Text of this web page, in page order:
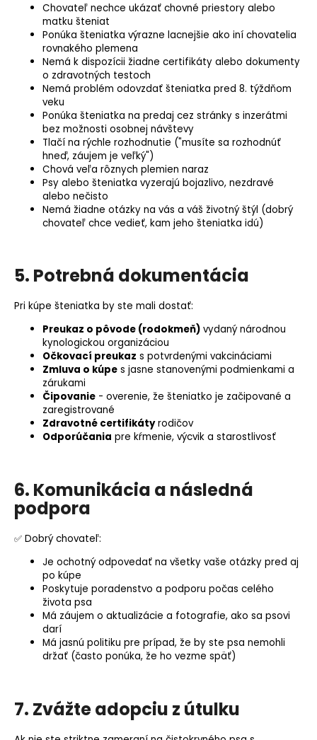
Chovateľ nechce ukázať chovné priestory alebo
matku šteniat
Ponúka šteniatka výrazne lacnejšie ako iní chovatelia
rovnakého plemena
Nemá k dispozícii žiadne certifikáty alebo dokumenty
o zdravotných testoch
Nemá problém odovzdať šteniatka pred 8. týždňom
veku
Ponúka šteniatka na predaj cez stránky s inzerátmi
bez možnosti osobnej návštevy
Tlačí na rýchle rozhodnutie ("musíte sa rozhodnúť
hneď, záujem je veľký")
Chová veľa rôznych plemien naraz
Psy alebo šteniatka vyzerajú bojazlivo, nezdravé
alebo nečisto
Nemá žiadne otázky na vás a váš životný štýl (dobrý
chovateľ chce vedieť, kam jeho šteniatka idú)
5. Potrebná dokumentácia
Pri kúpe šteniatka by ste mali dostať:
Preukaz o pôvode (rodokmeň) vydaný národnou
kynologickou organizáciou
Očkovací preukaz s potvrdenými vakcináciami
Zmluva o kúpe s jasne stanovenými podmienkami a
zárukami
Čipovanie - overenie, že šteniatko je začipované a
zaregistrované
Zdravotné certifikátyrodičov
Odporúčania pre kŕmenie, výcvik a starostlivosť
6. Komunikácia a následná
podpora
✅ Dobrý chovateľ:
Je ochotný odpovedať na všetky vaše otázky pred aj
po kúpe
Poskytuje poradenstvo a podporu počas celého
života psa
Má záujem o aktualizácie a fotografie, ako sa psovi
darí
Má jasnú politiku pre prípad, že by ste psa nemohli
držať (často ponúka, že ho vezme späť)
7. Zvážte adopciu z útulku